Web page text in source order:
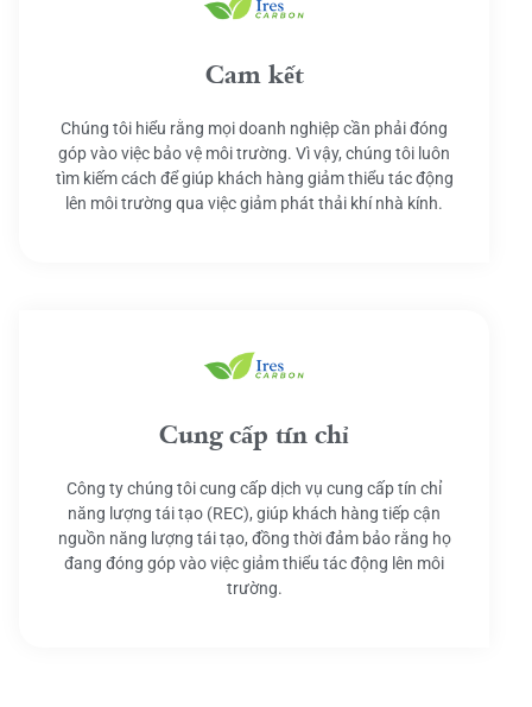
Cam kết
Chúng tôi hiểu rằng mọi doanh nghiệp cần phải đóng
góp vào việc bảo vệ môi trường. Vì vậy, chúng tôi luôn
tìm kiếm cách để giúp khách hàng giảm thiểu tác động
lên môi trường qua việc giảm phát thải khí nhà kính.
Cung cấp tín chỉ
Công ty chúng tôi cung cấp dịch vụ cung cấp tín chỉ
năng lượng tái tạo (REC), giúp khách hàng tiếp cận
nguồn năng lượng tái tạo, đồng thời đảm bảo rằng họ
đang đóng góp vào việc giảm thiểu tác động lên môi
trường.